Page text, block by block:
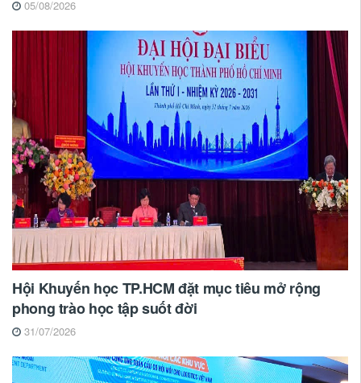
05/08/2026
Hội Khuyến học TP.HCM đặt mục tiêu mở rộng
phong trào học tập suốt đời
31/07/2026